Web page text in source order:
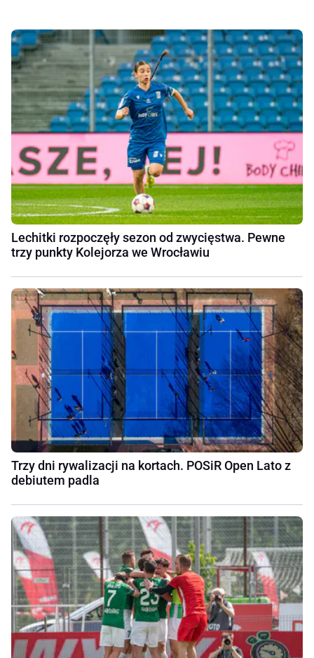
Lechitki rozpoczęły sezon od zwycięstwa. Pewne
trzy punkty Kolejorza we Wrocławiu
Trzy dni rywalizacji na kortach. POSiR Open Lato z
debiutem padla